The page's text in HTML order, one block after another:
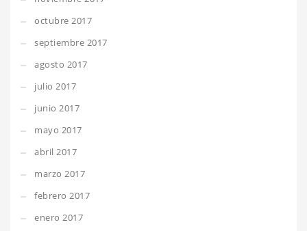
octubre 2017
septiembre 2017
agosto 2017
julio 2017
junio 2017
mayo 2017
abril 2017
marzo 2017
febrero 2017
enero 2017